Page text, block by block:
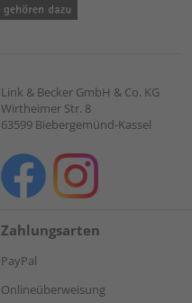
Link & Becker GmbH & Co. KG
Wirtheimer Str. 8
63599 Biebergemünd-Kassel
Zahlungsarten
PayPal
Onlineüberweisung